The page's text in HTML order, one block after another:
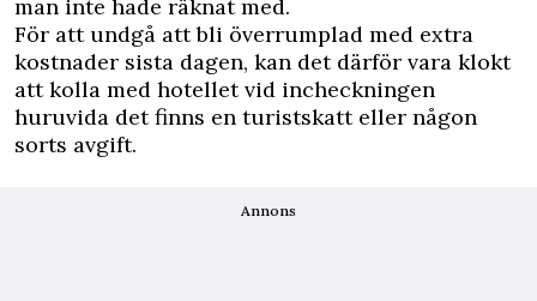
man inte hade räknat med.
För att undgå att bli överrumplad med extra
kostnader sista dagen, kan det därför vara klokt
att kolla med hotellet vid incheckningen
huruvida det finns en turistskatt eller någon
sorts avgift.
Annons